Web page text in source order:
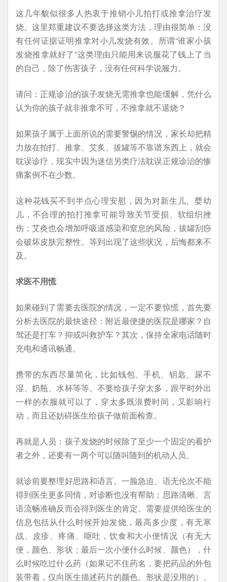
这几年貌似很多人热衷于推销小儿拍打或推拿治疗发
烧。这里郑重建议不要选择这类方法，理由很简单：没
有任何证据证明推拿对小儿发烧有效。所谓“谁家小孩
发烧推拿就好了”这类理由只能用来说服花了钱上了当
的自己，除了伤害孩子，没有任何科学说服力。
请问：正规诊治的孩子发烧无需推拿也能缓解，凭什么
认为你的孩子就非推拿不可，不推拿就不退烧？
如果孩子属于上面所说的需要警惕的情况，家长却把精
力放在拍打、推拿、艾炙、拔罐等不靠谱东西上，就会
耽误诊疗，现实中因为迷信另类疗法耽误正规诊治的惨
痛案例不在少数。
这种花钱买不到半点心理安慰，因为对新生儿、婴幼
儿，不合理的拍打推拿可能导致关节受损、软组织挫
伤；艾灸也会增加呼吸道感染和窒息的风险，拔罐刮痧
会破坏皮肤完整性。等到出现了这些状况，后悔都来不
及。
求医不用慌
如果碰到了需要去医院的情况，一定不要惊慌，首先要
分析去医院的最快途径：附近最便捷的医院是哪家？自
驾还是打车？抑或叫救护车？其次，保持全家电话随时
充电和通讯畅通。
携带的东西尽量简化，比如钱包、手机、钥匙、尿不
湿、奶瓶、水杯等等。不要给孩子穿太多，跟平时外出
一样的衣服就可以了，穿太多既浪费时间，又影响行
动，而且还妨碍医生给孩子做前面检查。
再就是人员：孩子发烧的时候除了至少一个固定的看护
者之外，还要有一两个可以随叫随到的机动人员。
就诊前要整理好思路和语言。一脸急迫、语无伦次不能
得到医生更多同情，对诊断也没有帮助；思路清晰、言
语流畅准确反而会得到医生的肯定。需要提供给医生的
信息包括从什么时候开始发烧，最高多少度，有无寒
战、皮疹、疼痛、呕吐，饮食和大小便情况（有无大
便，颜色、形状；最后一次小便什么时候、颜色），什
么时候吃过什么药（如果记不住药名，要把药品的外包
装带着，仅向医生描述药片的颜色、形状是没用的）、